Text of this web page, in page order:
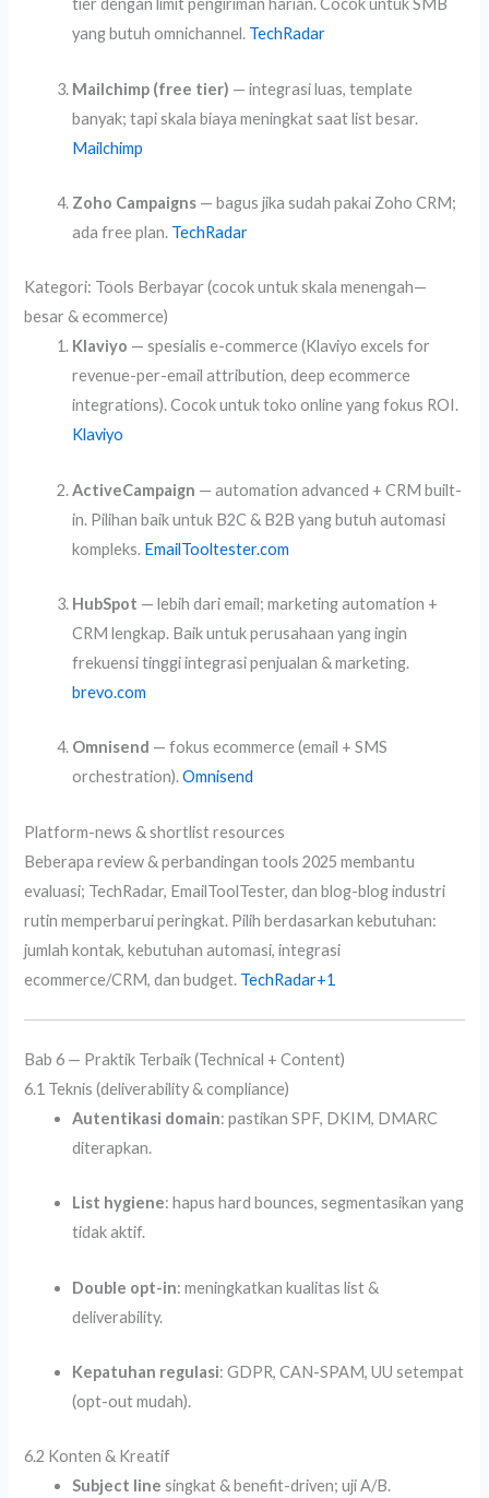
tier dengan limit pengiriman harian. Cocok untuk SMB
yang butuh omnichannel. TechRadar
Mailchimp (free tier) — integrasi luas, template
banyak; tapi skala biaya meningkat saat list besar.
Mailchimp
Zoho Campaigns — bagus jika sudah pakai Zoho CRM;
ada free plan. TechRadar
Kategori: Tools Berbayar (cocok untuk skala menengah—
besar & ecommerce)
Klaviyo — spesialis e-commerce (Klaviyo excels for
revenue-per-email attribution, deep ecommerce
integrations). Cocok untuk toko online yang fokus ROI.
Klaviyo
ActiveCampaign — automation advanced + CRM built-
in. Pilihan baik untuk B2C & B2B yang butuh automasi
kompleks. EmailTooltester.com
HubSpot — lebih dari email; marketing automation +
CRM lengkap. Baik untuk perusahaan yang ingin
frekuensi tinggi integrasi penjualan & marketing.
brevo.com
Omnisend — fokus ecommerce (email + SMS
orchestration).Omnisend
Platform-news & shortlist resources
Beberapa review & perbandingan tools 2025 membantu
evaluasi; TechRadar, EmailToolTester, dan blog-blog industri
rutin memperbarui peringkat. Pilih berdasarkan kebutuhan:
jumlah kontak, kebutuhan automasi, integrasi
ecommerce/CRM, dan budget. TechRadar+1
Bab 6 — Praktik Terbaik (Technical + Content)
6.1 Teknis (deliverability & compliance)
Autentikasi domain: pastikan SPF, DKIM, DMARC
diterapkan.
List hygiene: hapus hard bounces, segmentasikan yang
tidak aktif.
Double opt-in: meningkatkan kualitas list &
deliverability.
Kepatuhan regulasi: GDPR, CAN-SPAM, UU setempat
(opt-out mudah).
6.2 Konten & Kreatif
Subject line singkat & benefit-driven; uji A/B.